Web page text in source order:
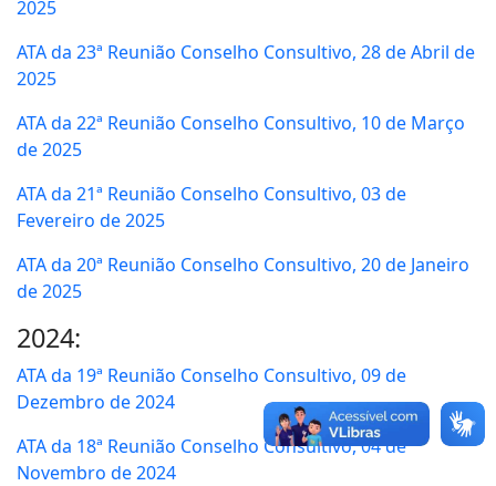
2025
ATA da 23ª Reunião Conselho Consultivo, 28 de Abril de
2025
ATA da 22ª Reunião Conselho Consultivo, 10 de Março
de 2025
ATA da 21ª Reunião Conselho Consultivo, 03 de
Fevereiro de 2025
ATA da 20ª Reunião Conselho Consultivo, 20 de Janeiro
de 2025
2024:
ATA da 19ª Reunião Conselho Consultivo, 09 de
Dezembro de 2024
ATA da 18ª Reunião Conselho Consultivo, 04 de
Novembro de 2024